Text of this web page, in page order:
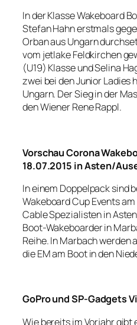
In der Klasse Wakeboard
Stefan Hahn erstmals
Orban aus Ungarn
vom jetlake Feldkirchen
(U19) Klasse und Selina
zwei bei den Junior Ladies
Ungarn. Der Sieg in der
den Wiener Rene Rappl.
Vorschau Corona
18.07.2015 in Asten/
In einem Doppelpack sind
Wakeboard Cup Events am
Cable Spezialisten in
Boot-Wakeboarder in
Reihe. In Marbach
die EM am Boot in den
GoPro und SP-Gadgets
Wie bereits im Vorjahr gibt